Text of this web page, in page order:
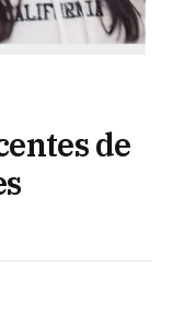
de